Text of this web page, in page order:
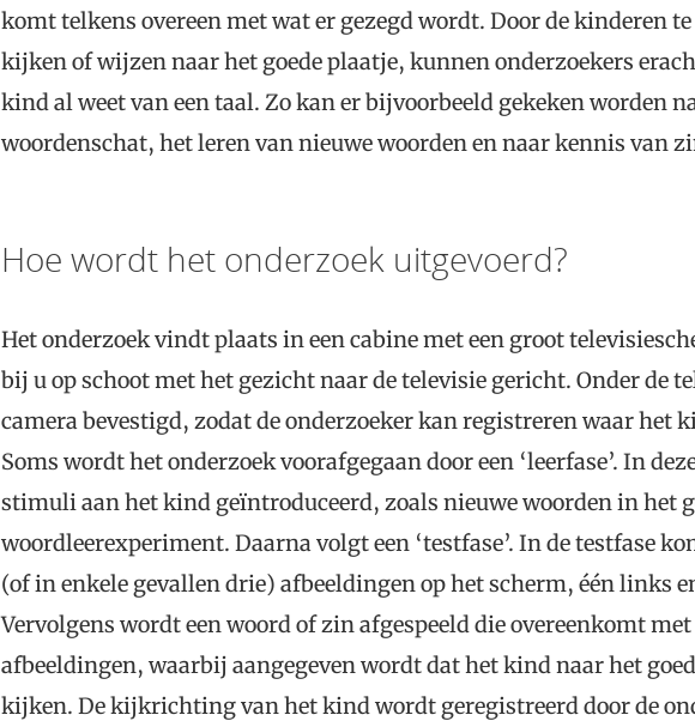
komt telkens overeen met wat er gezegd wordt. Door de kinderen
kijken of wijzen naar het goede plaatje, kunnen onderzoekers
kind al weet van een taal. Zo kan er bijvoorbeeld gekeken worden
woordenschat, het leren van nieuwe woorden en naar kennis van
Hoe wordt het onderzoek uitgevoerd?
Het onderzoek vindt plaats in een cabine met een groot
bij u op schoot met het gezicht naar de televisie gericht. Onder de
camera bevestigd, zodat de onderzoeker kan registreren waar het
Soms wordt het onderzoek voorafgegaan door een ‘leerfase’. In
stimuli aan het kind geïntroduceerd, zoals nieuwe woorden in het
woordleerexperiment. Daarna volgt een ‘testfase’. In de testfase
(of in enkele gevallen drie) afbeeldingen op het scherm, één links
Vervolgens wordt een woord of zin afgespeeld die overeenkomt met
afbeeldingen, waarbij aangegeven wordt dat het kind naar het
kijken. De kijkrichting van het kind wordt geregistreerd door de